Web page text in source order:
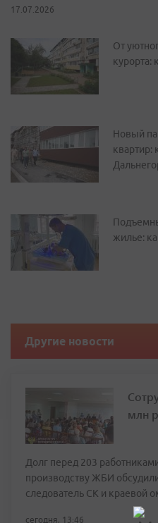
17.07.2026
От
курорта:
Новый
квартир:
жилье:
Другие новости
млн
Долг перед 203
производству ЖБИ обсудили
следователь СК и краевой
сегодня, 13:46